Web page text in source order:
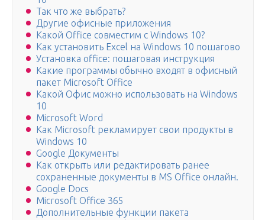
Так что же выбрать?
Другие офисные приложения
Какой Office совместим с Windows 10?
Как установить Excel на Windows 10 пошагово
Установка office: пошаговая инструкция
Какие программы обычно входят в офисный
пакет Microsoft Office
Какой Офис можно использовать на Windows
10
Microsoft Word
Как Microsoft рекламирует свои продукты в
Windows 10
Google Документы
Как открыть или редактировать ранее
сохраненные документы в MS Office онлайн.
Google Docs
Microsoft Office 365
Дополнительные функции пакета